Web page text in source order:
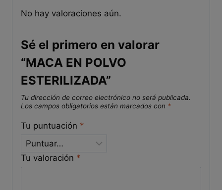
No hay valoraciones aún.
Sé el primero en valorar
“MACA EN POLVO
ESTERILIZADA”
Tu dirección de correo electrónico no será publicada.
Los campos obligatorios están marcados con *
Tu puntuación *
Tu valoración *